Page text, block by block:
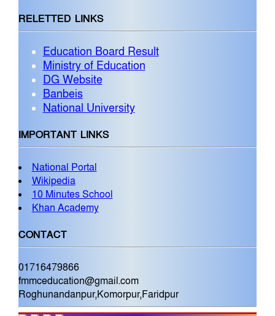
RELETTED LINKS
Education Board Result
Ministry of Education
DG Website
Banbeis
National University
IMPORTANT LINKS
National Portal
Wikipedia
10 Minutes School
Khan Academy
CONTACT
01716479866
fmmceducation@gmail.com
Roghunandanpur,Komorpur,Faridpur